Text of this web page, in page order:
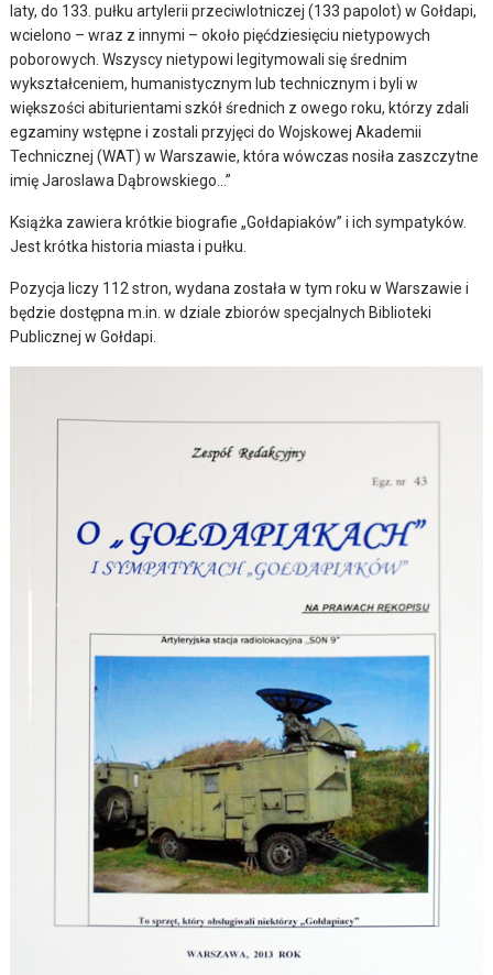
laty, do 133. pułku artylerii przeciwlotniczej (133 papolot) w Gołdapi,
wcielono – wraz z innymi – około pięćdziesięciu nietypowych
poborowych. Wszyscy nietypowi legitymowali się średnim
wykształceniem, humanistycznym lub technicznym i byli w
większości abiturientami szkół średnich z owego roku, którzy zdali
egzaminy wstępne i zostali przyjęci do Wojskowej Akademii
Technicznej (WAT) w Warszawie, która wówczas nosiła zaszczytne
imię Jaroslawa Dąbrowskiego…”
Książka zawiera krótkie biografie „Gołdapiaków” i ich sympatyków.
Jest krótka historia miasta i pułku.
Pozycja liczy 112 stron, wydana została w tym roku w Warszawie i
będzie dostępna m.in. w dziale zbiorów specjalnych Biblioteki
Publicznej w Gołdapi.